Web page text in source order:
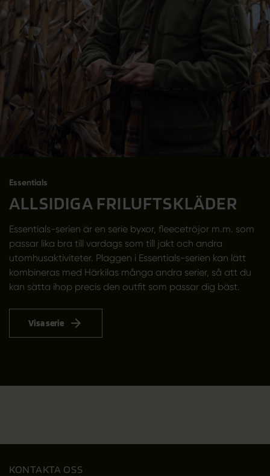
Essentials
ALLSIDIGA FRILUFTSKLÄDER
Essentials-serien är en serie byxor, fleecetröjor m.m. som
passar lika bra till vardags som till jakt och andra
utomhusaktiviteter. Plaggen i Essentials-serien kan lätt
kombineras med Härkilas många andra serier, så att du
kan sätta ihop precis den outfit som passar dig bäst.
Visa serie
KONTAKTA OSS